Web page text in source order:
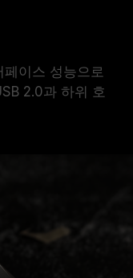
페이스 성능으로
2.0과 하위 호